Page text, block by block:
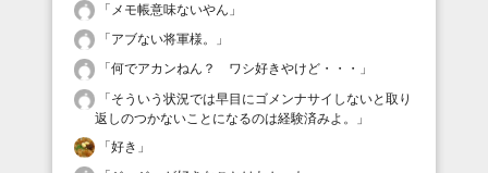
「 メモ帳意味ないやん 」
「アブない将軍様。
」
「何でアカンねん？ ワシ好きやけど・・・ 」
「そういう状況では早目にゴメンナサイしないと取り
返しのつかないことになるのは経験済みよ。
」
「好き 」